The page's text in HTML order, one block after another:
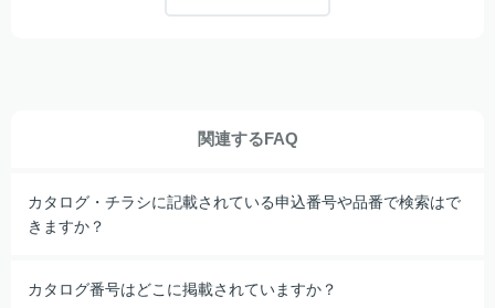
関連するFAQ
カタログ・チラシに記載されている申込番号や品番で検索はで
きますか？
カタログ番号はどこに掲載されていますか？